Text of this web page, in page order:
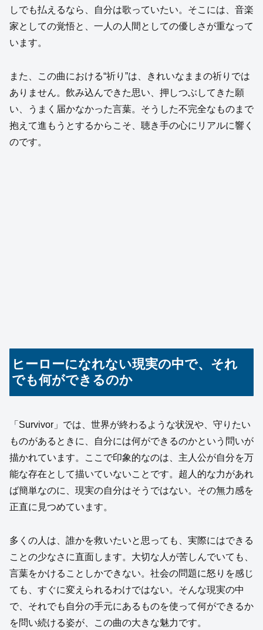
しでも払えるなら、自分は歌っていたい。そこには、音楽
家としての覚悟と、一人の人間としての優しさが重なって
います。
また、この曲における“祈り”は、きれいなままの祈りでは
ありません。飲み込んできた思い、押しつぶしてきた願
い、うまく届かなかった言葉。そうした不完全なものまで
抱えて進もうとするからこそ、聴き手の心にリアルに響く
のです。
ヒーローになれない現実の中で、それ
でも何ができるのか
「Survivor」では、世界が終わるような状況や、守りたい
ものがあるときに、自分には何ができるのかという問いが
描かれています。ここで印象的なのは、主人公が自分を万
能な存在として描いていないことです。超人的な力があれ
ば簡単なのに、現実の自分はそうではない。その無力感を
正直に見つめています。
多くの人は、誰かを救いたいと思っても、実際にはできる
ことの少なさに直面します。大切な人が苦しんでいても、
言葉をかけることしかできない。社会の問題に怒りを感じ
ても、すぐに変えられるわけではない。そんな現実の中
で、それでも自分の手元にあるものを使って何ができるか
を問い続ける姿が、この曲の大きな魅力です。